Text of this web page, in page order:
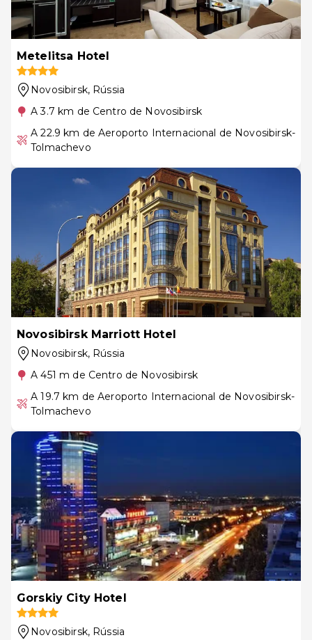
Metelitsa Hotel
Novosibirsk, Rússia
A 3.7 km de Centro de Novosibirsk
A 22.9 km de Aeroporto Internacional de Novosibirsk-
Tolmachevo
Novosibirsk Marriott Hotel
Novosibirsk, Rússia
A 451 m de Centro de Novosibirsk
A 19.7 km de Aeroporto Internacional de Novosibirsk-
Tolmachevo
Gorskiy City Hotel
Novosibirsk, Rússia